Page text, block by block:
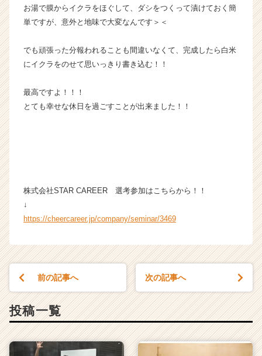
く
就
イ
ト
キ
e
C
e
お湯で膜からイクラをほぐして、ダシをつくって漬けておく簡
単ですが、意外と地味で大変なんです＞＜
でも頑張った分報われることも間違いなくて、完成したら白米
にイクラをのせて思いっきり書き込む！！
最高ですよ！！！
とても幸せな休日を過ごすことが出来ました！！
株式会社STAR CAREER 選考参加はこちらから！！
↓
https://cheercareer.jp/company/seminar/3469
前の記事へ 次の記事へ
投稿一覧